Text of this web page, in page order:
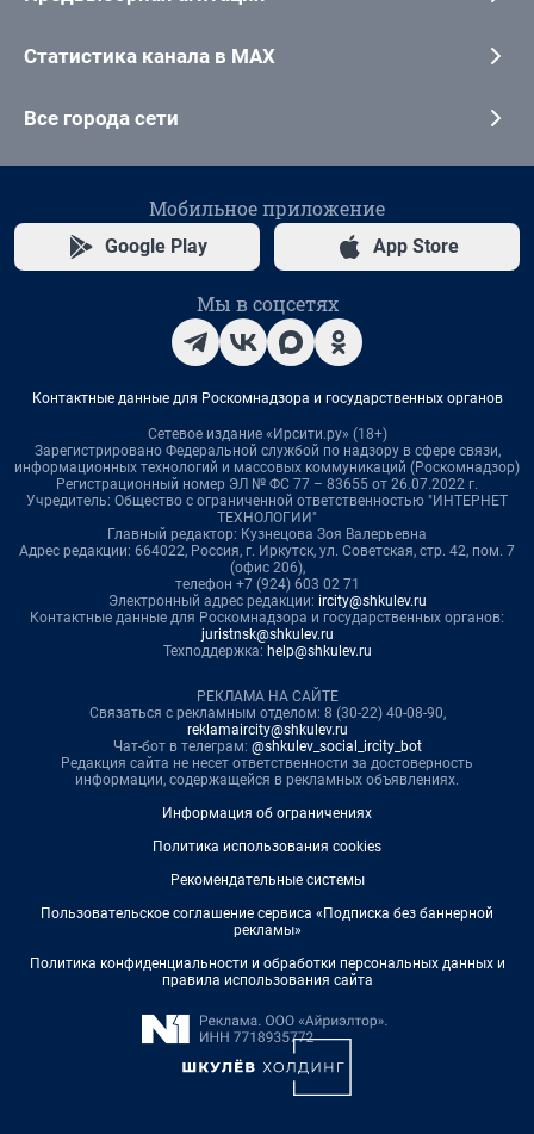
Статистика канала в MAX
Все города сети
Мобильное приложение
Google Play App Store
Мы в соцсетях
Контактные данные для Роскомнадзора и государственных органов
Сетевое издание «Ирсити.ру» (18+)
Зарегистрировано Федеральной службой по надзору в сфере связи,
информационных технологий и массовых коммуникаций (Роскомнадзор)
Регистрационный номер ЭЛ № ФС 77 – 83655 от 26.07.2022 г.
Учредитель: Общество с ограниченной ответственностью "ИНТЕРНЕТ
ТЕХНОЛОГИИ"
Главный редактор: Кузнецова Зоя Валерьевна
Адрес редакции: 664022, Россия, г. Иркутск, ул. Советская, стр. 42, пом. 7
(офис 206),
телефон +7 (924) 603 02 71
Электронный адрес редакции: ircity@shkulev.ru
Контактные данные для Роскомнадзора и государственных органов:
juristnsk@shkulev.ru
Техподдержка: help@shkulev.ru
РЕКЛАМА НА САЙТЕ
Связаться с рекламным отделом: 8 (30-22) 40-08-90,
reklamaircity@shkulev.ru
Чат-бот в телеграм: @shkulev_social_ircity_bot
Редакция сайта не несет ответственности за достоверность
информации, содержащейся в рекламных объявлениях.
Информация об ограничениях
Политика использования cookies
Рекомендательные системы
Пользовательское соглашение сервиса «Подписка без баннерной
рекламы»
Политика конфиденциальности и обработки персональных данных и
правила использования сайта